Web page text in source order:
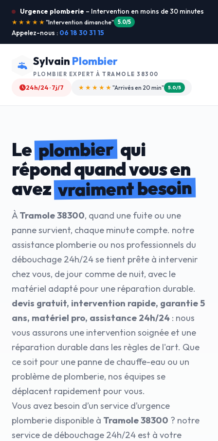
Urgence plomberie – Intervention en moins de 30 minutes
★★★★★"Je recommande !" 4.9/5
Appelez-nous : 06 18 30 31 15
Sylvain Plombier
PLOMBIER EXPERT À TRAMOLE 38300
24h/24 · 7j/7 ★★★★☆ "Devis gratuit" 4.8/5
Leplombierqui
répond quand vous en
avezvraiment besoin
ÀTramole 38300, quand une fuite ou une
panne survient, chaque minute compte. notre
assistance plomberie ou nos professionnels du
débouchage 24h/24 se tient prête à intervenir
chez vous, de jour comme de nuit, avec le
matériel adapté pour une réparation durable.
devis gratuit, intervention rapide, garantie 5
ans, matériel pro, assistance 24h/24 : nous
vous assurons une intervention soignée et une
réparation durable dans les règles de l'art. Que
ce soit pour une panne de chauffe-eau ou un
problème de plomberie, nos équipes se
déplacent rapidement pour vous.
Vous avez besoin d’un service d’urgence
plomberie disponible à Tramole 38300 ? notre
service de débouchage 24h/24 est à votre